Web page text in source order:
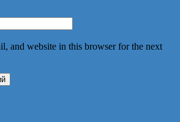
and website in this browser for the next